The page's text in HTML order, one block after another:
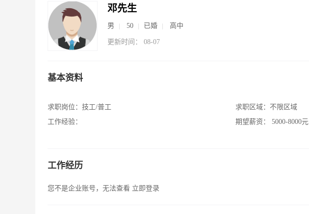
邓先生
男 50 已婚 高中
更新时间： 08-07
基本资料
求职岗位： 技工/普工
工作经验：
求职区域： 不限区域
期望薪资：
5000-8000元
工作经历
您不是企业账号，无法查看 立即登录